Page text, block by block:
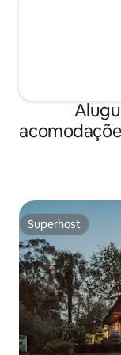
Superhost
Superhost